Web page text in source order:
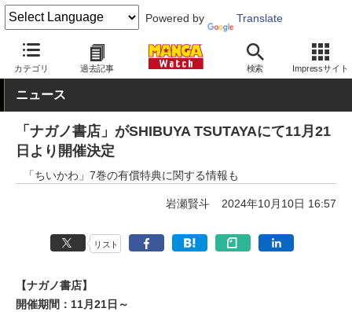
Powered by Translate
カテゴリ 過去記事 検索 Impressサイト
MANGA Watch 青年 ちいかわ
ニュース
「ナガノ書店」がSHIBUYA TSUTAYAにて11月21
日より開催決定
「ちいかわ」7巻の有償特典に関する情報も
岩瀬賢斗 2024年10月10日 16:57
リスト
【ナガノ書店】
開催期間：11月21日～